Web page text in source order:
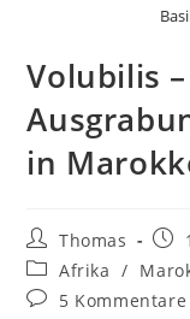
Volubilis
in
Beitrags-
Autor:
Thomas
Beitrags-
Kategorie:
Afrika /
Beitrags-
5 Kommentare